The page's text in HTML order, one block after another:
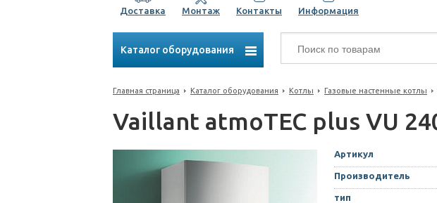
Доставка Монтаж Контакты Информация
Каталог оборудования
Главная страница Каталог оборудования Котлы Газовые настенные котлы
Vaillant atmoTEC plus VU
Артикул
Производитель
тип